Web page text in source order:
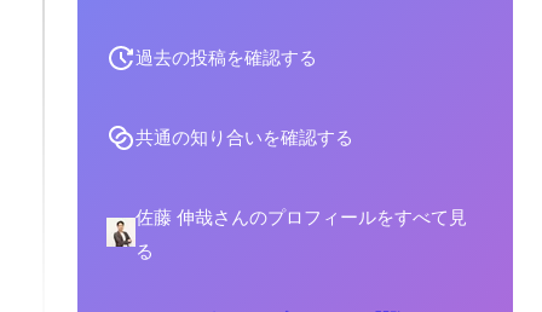
過去の投稿を確認する
共通の知り合いを確認する
佐藤 伸哉さんのプロフィールをすべて見
る